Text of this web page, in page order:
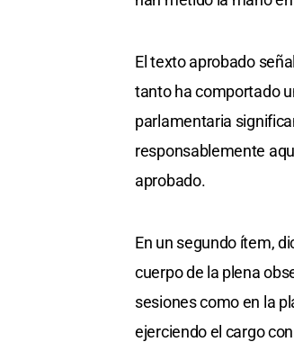
El texto aprobado
tanto ha comportado
parlamentaria
responsablemente
aprobado.
En un segundo ítem,
cuerpo de la plena
sesiones como en la
ejerciendo el cargo